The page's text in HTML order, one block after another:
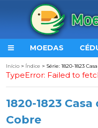
MOEDAS
Início > Índice > Série: 1820-1823
TypeError: Failed to
1820-1823
Cobre